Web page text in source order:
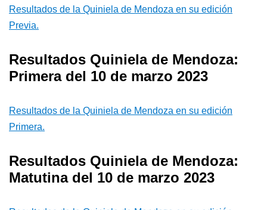
Resultados de la Quiniela de Mendoza en su edición
Previa.
Resultados Quiniela de Mendoza:
Primera del 10 de marzo 2023
Resultados de la Quiniela de Mendoza en su edición
Primera.
Resultados Quiniela de Mendoza:
Matutina del 10 de marzo 2023